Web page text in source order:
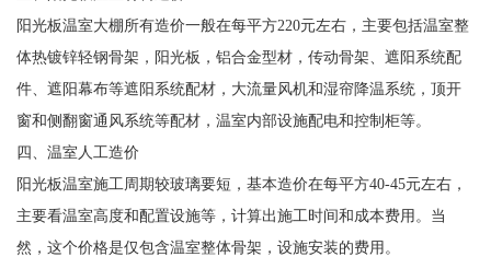
阳光板温室大棚所有造价一般在每平方220元左右，主要包括温室整
体热镀锌轻钢骨架，阳光板，铝合金型材，传动骨架、遮阳系统配
件、遮阳幕布等遮阳系统配材，大流量风机和湿帘降温系统，顶开
窗和侧翻窗通风系统等配材，温室内部设施配电和控制柜等。
四、温室人工造价
阳光板温室施工周期较玻璃要短，基本造价在每平方40-45元左右，
主要看温室高度和配置设施等，计算出施工时间和成本费用。当
然，这个价格是仅包含温室整体骨架，设施安装的费用。